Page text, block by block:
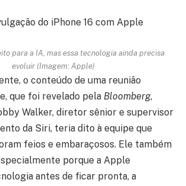
para a IA, mas essa tecnologia ainda precisa
evoluir (Imagem: Apple)
o conteúdo de uma reunião
que foi revelado pela Bloomberg,
Walker, diretor sênior e supervisor
da Siri, teria dito à equipe que
feios e embaraçosos. Ele também
porque a Apple
antes de ficar pronta, a